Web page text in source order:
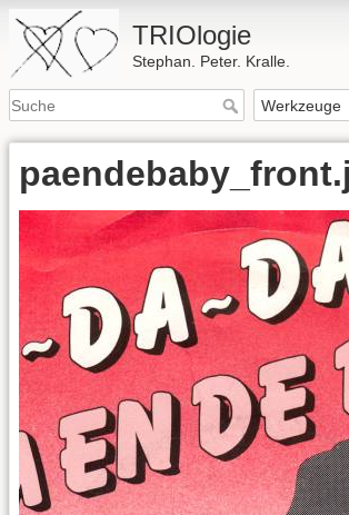
TRIOlogie
Stephan. Peter. Kralle.